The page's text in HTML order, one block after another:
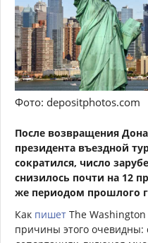
Фото: depositphotos.com
После возвращения
президента въездной
сократился, число
снизилось почти на 12
же периодом прошлого
Как пишет The
причины этого